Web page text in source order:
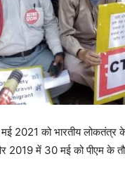
2021 को भारतीय लोकतंत्र
2019 में 30 मई को पीएम के